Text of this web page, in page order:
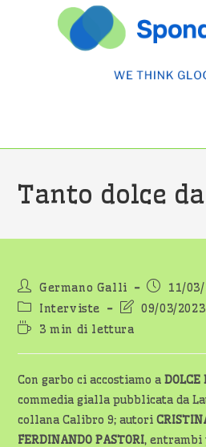
Tanto dolce
Autore
dell'articolo:
Germano Galli
Articolo
11/
Categoria
dell'articolo:
Interviste
Ultima
dell'articolo:
09/03/2023
Tempo
lettura:
3 min di lettura
Con garbo ci accostiamo aDOLCE
commedia gialla pubblicata da
collana Calibro 9; autori
FERDINANDO PASTORI, entrambi